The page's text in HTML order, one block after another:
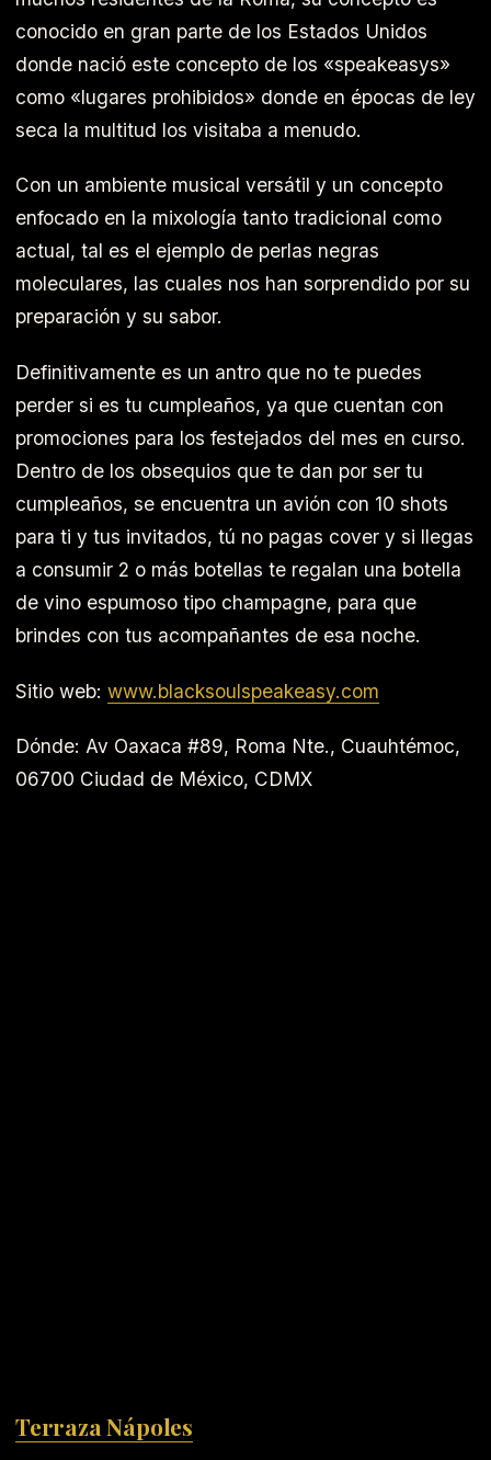
conocido en gran parte de los Estados Unidos
donde nació este concepto de los «speakeasys»
como «lugares prohibidos» donde en épocas de ley
seca la multitud los visitaba a menudo.
Con un ambiente musical versátil y un concepto
enfocado en la mixología tanto tradicional como
actual, tal es el ejemplo de perlas negras
moleculares, las cuales nos han sorprendido por su
preparación y su sabor.
Definitivamente es un antro que no te puedes
perder si es tu cumpleaños, ya que cuentan con
promociones para los festejados del mes en curso.
Dentro de los obsequios que te dan por ser tu
cumpleaños, se encuentra un avión con 10 shots
para ti y tus invitados, tú no pagas cover y si llegas
a consumir 2 o más botellas te regalan una botella
de vino espumoso tipo champagne, para que
brindes con tus acompañantes de esa noche.
Sitio web: www.blacksoulspeakeasy.com
Dónde: Av Oaxaca #89, Roma Nte., Cuauhtémoc,
06700 Ciudad de México, CDMX
Terraza Nápoles